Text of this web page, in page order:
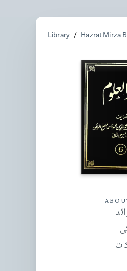
Library / Hazrat Mirza